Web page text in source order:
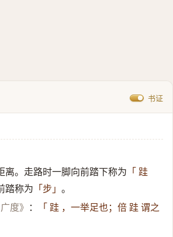
书证
离。走路时一脚向前踏下称为 「 跬
踏称为 「步」 。
度》 ：
「 跬 ，一举足也；倍 跬 谓之